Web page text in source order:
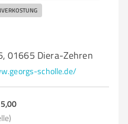
01665 Diera-Zehren
scholle.de/